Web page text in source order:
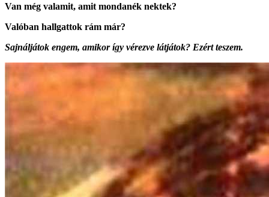
Van még valamit, amit mondanék nektek?
Valóban hallgattok rám már?
Sajnáljátok engem, amikor így vérezve látjátok? Ezért teszem.